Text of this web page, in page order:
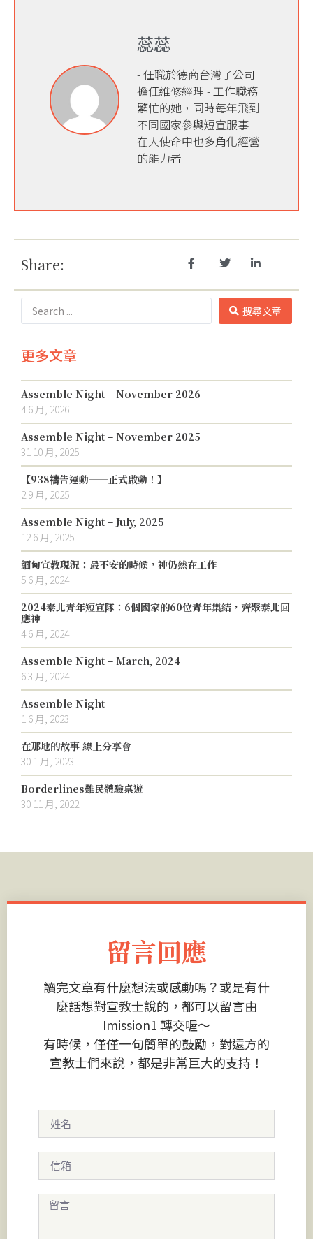
蕊蕊
- 任職於德商台灣子公司
擔任維修經理 - 工作職務
繁忙的她，同時每年飛到
不同國家參與短宣服事 -
在大使命中也多角化經營
的能力者
Share:
搜尋文章
更多文章
Assemble Night – November 2026
4 6 月, 2026
Assemble Night – November 2025
31 10 月, 2025
【938禱告運動——正式啟動！】
2 9 月, 2025
Assemble Night – July, 2025
12 6 月, 2025
緬甸宣教現況：最不安的時候，神仍然在工作
5 6 月, 2024
2024泰北青年短宣隊：6個國家的60位青年集結，齊聚泰北回
應神
4 6 月, 2024
Assemble Night – March, 2024
6 3 月, 2024
Assemble Night
1 6 月, 2023
在那地的故事 線上分享會
30 1 月, 2023
Borderlines難民體驗桌遊
30 11 月, 2022
留言回應
讀完文章有什麼想法或感動嗎？或是有什
麼話想對宣教士說的，都可以留言由
Imission1 轉交喔～
有時候，僅僅一句簡單的鼓勵，對遠方的
宣教士們來說，都是非常巨大的支持！